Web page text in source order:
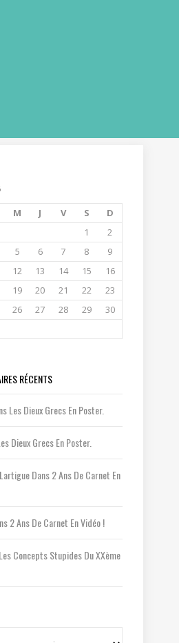
M J V S
D
1
2
5 6 7 8
9
12 13 14 15
16
19 20 21 22
23
26 27 28 29
30
RÉCENTS
Les Dieux Grecs En Poster.
Dieux Grecs En Poster.
Dans2 Ans De Carnet En
2 Ans De Carnet En Vidéo !
Les Concepts Stupides Du XXème